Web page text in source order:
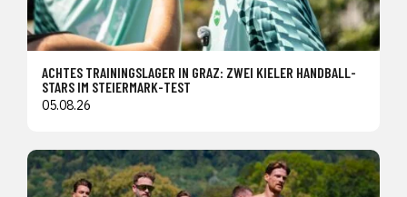
ACHTES TRAININGSLAGER IN GRAZ: ZWEI KIELER HANDBALL-
STARS IM STEIERMARK-TEST
05.08.26